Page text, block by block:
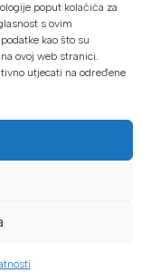
poput kolačića za
s ovim
kao što su
ovoj web stranici.
utjecati na određene
24 rate
bankarstvom